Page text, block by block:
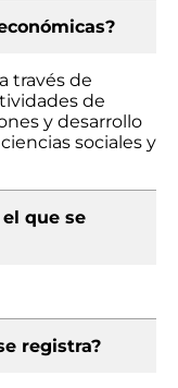
través de
de
y desarrollo
sociales y
que se
registra?